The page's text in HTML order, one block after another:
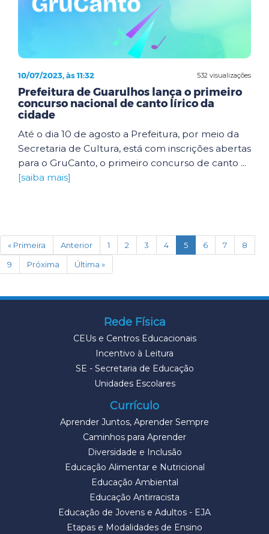
532 visualizações
10/07/2023, às 11:32
Prefeitura de Guarulhos lança o primeiro
concurso nacional de canto lírico da
cidade
Até o dia 10 de agosto a Prefeitura, por meio da
Secretaria de Cultura, está com inscrições abertas
para o GruCanto, o primeiro concurso de canto ...
[saiba mais]
« Primeira Anterior 1 2 3 4 5(current)
6 7
8
9
Próxima Última »
Rede Física
CEUs e Centros Educacionais
Incentivo à Leitura
SE - Secretaria de Educação
Unidades Escolares
Currículo
Aprender Juntos, Aprender Sempre
Caminhos para Aprender
Diversidade e Inclusão
Educação Alimentar e Nutricional
Educação Ambiental
Educação Antirracista
Educação de Jovens e Adultos - EJA
Etapas e Modalidades de Ensino